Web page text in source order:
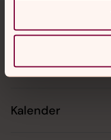
Kontakt
Kalender